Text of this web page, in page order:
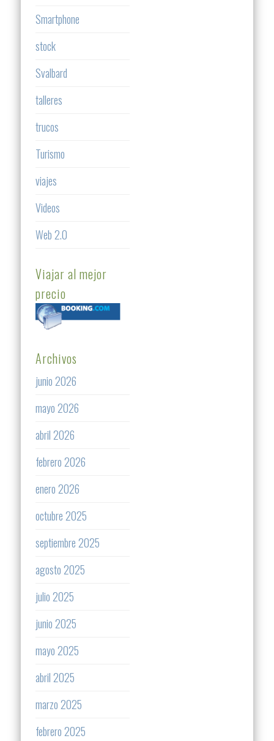
Smartphone
stock
Svalbard
talleres
trucos
Turismo
viajes
Videos
Web 2.0
Viajar al mejor
precio
Archivos
junio 2026
mayo 2026
abril 2026
febrero 2026
enero 2026
octubre 2025
septiembre 2025
agosto 2025
julio 2025
junio 2025
mayo 2025
abril 2025
marzo 2025
febrero 2025